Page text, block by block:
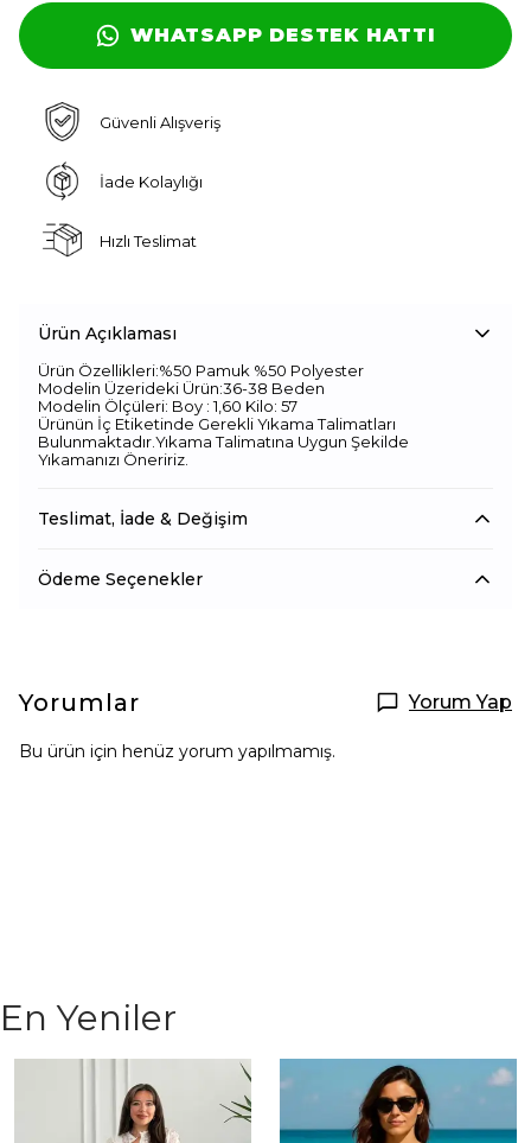
WHATSAPP DESTEK HATTI
Güvenli Alışveriş
İade Kolaylığı
Hızlı Teslimat
Ürün Açıklaması
Ürün Özellikleri:%50 Pamuk %50 Polyester
Modelin Üzerideki Ürün:36-38 Beden
Modelin Ölçüleri: Boy : 1,60 Kilo: 57
Ürünün İç Etiketinde Gerekli Yıkama Talimatları
Bulunmaktadır.Yıkama Talimatına Uygun Şekilde
Yıkamanızı Öneririz.
Teslimat, İade & Değişim
Ödeme Seçenekler
Yorumlar Yorum Yap
Bu ürün için henüz yorum yapılmamış.
En Yeniler